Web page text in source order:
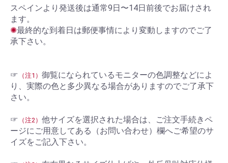
スペインより発送後は通常9日〜14日前後でお届けされ
ます。
✺最終的な到着日は郵便事情により変動しますのでご了
承下さい。
☞ （注1） 御覧になられているモニターの色調整などによ
り、実際の色と多少異なる場合がありますのでご了承下
さい。
☞ （注2） 他サイズを選択された場合は、ご注文手続きペ
ージにご用意してある（お問い合わせ）欄へご希望のサ
イズをご記入下さい。